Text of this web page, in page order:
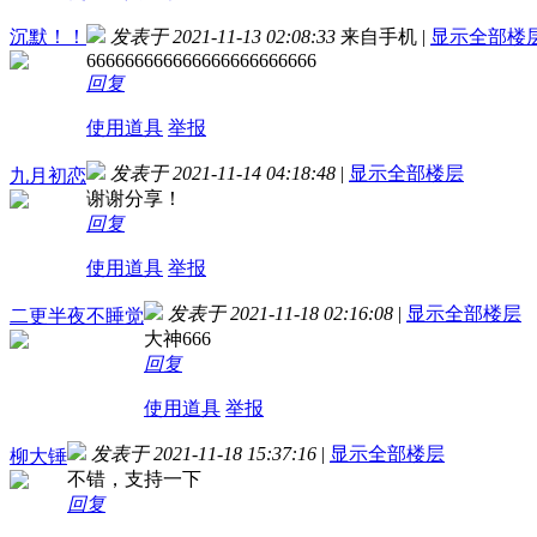
沉默！！ 发表于 2021-11-13 02:08:33 来自手机 | 显示全部楼
666666666666666666666666
回复
使用道具 举报
九月初恋 发表于 2021-11-14 04:18:48 | 显示全部楼层
谢谢分享！
回复
使用道具 举报
二更半夜不睡觉 发表于 2021-11-18 02:16:08 | 显示全部楼层
大神666
回复
使用道具 举报
柳大锤 发表于 2021-11-18 15:37:16 | 显示全部楼层
不错，支持一下
回复